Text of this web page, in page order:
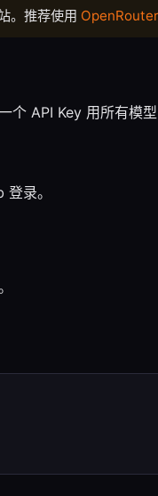
。推荐使用 OpenRouter
个 API Key 用所有模
录。